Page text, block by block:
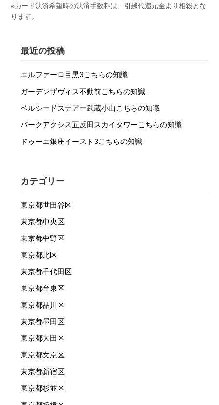
※カード決済希望時の決済手数料は、引越代還元金より相殺とな
ります。
最近の投稿
エルファーロ目黒3こちらの知識
ガーデンザヴィス不動前こちらの知識
ベルシードステアー武蔵小山こちらの知識
パークアクシス五反田スカイタワーこちらの知識
ドゥーエ銀座イースト3こちらの知識
カテゴリー
東京都世田谷区
東京都中央区
東京都中野区
東京都北区
東京都千代田区
東京都台東区
東京都品川区
東京都墨田区
東京都大田区
東京都文京区
東京都新宿区
東京都杉並区